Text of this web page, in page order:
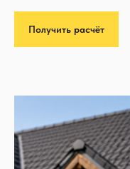
Получить расчёт